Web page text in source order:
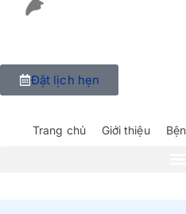
Đặt lịch hẹn
Trang chủ Giới thiệu